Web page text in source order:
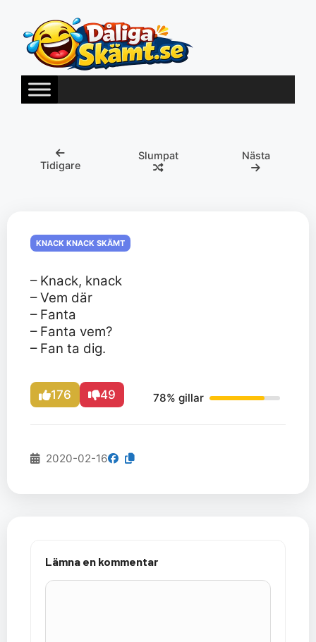
innehåll
Tidigare
Slumpat Nästa
KNACK KNACK SKÄMT
– Knack, knack
– Vem där
– Fanta
– Fanta vem?
– Fan ta dig.
176 49 78% gillar
2020-02-16
Lämna en kommentar
Kommentar